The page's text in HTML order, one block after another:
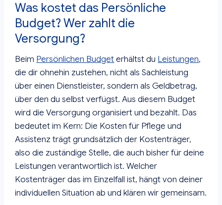
Was kostet das Persönliche
Budget? Wer zahlt die
Versorgung?
Beim Persönlichen Budgeterhältst du Leistungen,
die dir ohnehin zustehen, nicht als Sachleistung
über einen Dienstleister, sondern als Geldbetrag,
über den du selbst verfügst. Aus diesem Budget
wird die Versorgung organisiert und bezahlt. Das
bedeutet im Kern: Die Kosten für Pflege und
Assistenz trägt grundsätzlich der Kostenträger,
also die zuständige Stelle, die auch bisher für deine
Leistungen verantwortlich ist. Welcher
Kostenträger das im Einzelfall ist, hängt von deiner
individuellen Situation ab und klären wir gemeinsam.